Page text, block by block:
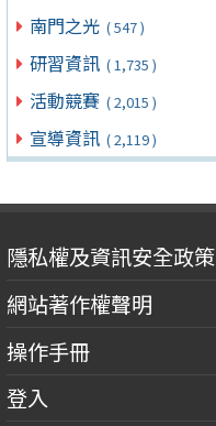
南門之光 ( 547 )
研習資訊 ( 1,735 )
活動競賽 ( 2,015 )
宣導資訊 ( 2,119 )
隱私權及資訊安全政策
網站著作權聲明
操作手冊
登入